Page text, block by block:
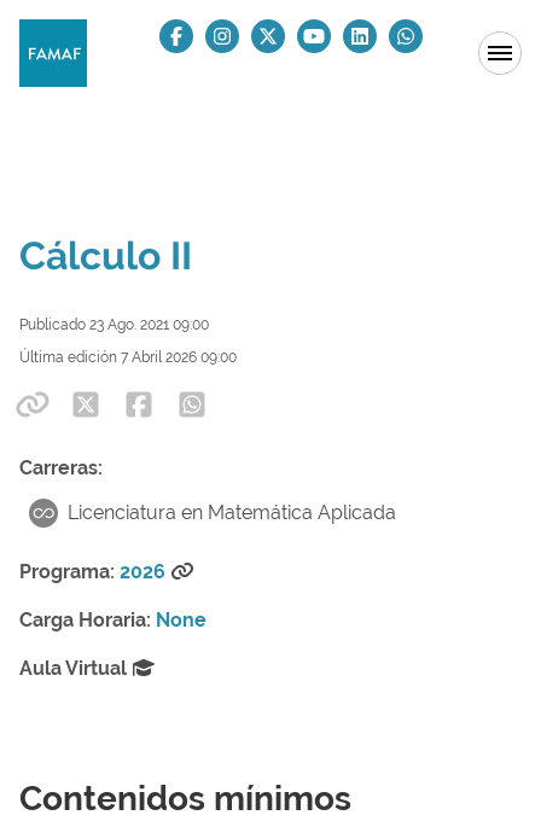
Cálculo II
Publicado 23 Ago. 2021 09:00
Última edición 7 Abril 2026 09:00
Carreras:
Licenciatura en Matemática Aplicada
Programa: 2026
Carga Horaria: None
Aula Virtual
Contenidos mínimos